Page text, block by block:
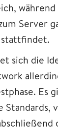
Server
sich die
Es